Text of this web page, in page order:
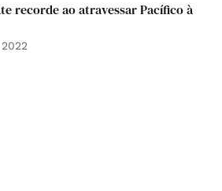
recorde ao atravessar Pacífico à